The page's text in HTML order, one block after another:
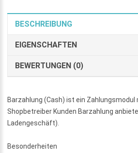
BESCHREIBUNG
EIGENSCHAFTEN
BEWERTUNGEN (0)
Barzahlung (Cash) ist ein
Shopbetreiber Kunden Barzahlung
Ladengeschäft).
Besonderheiten